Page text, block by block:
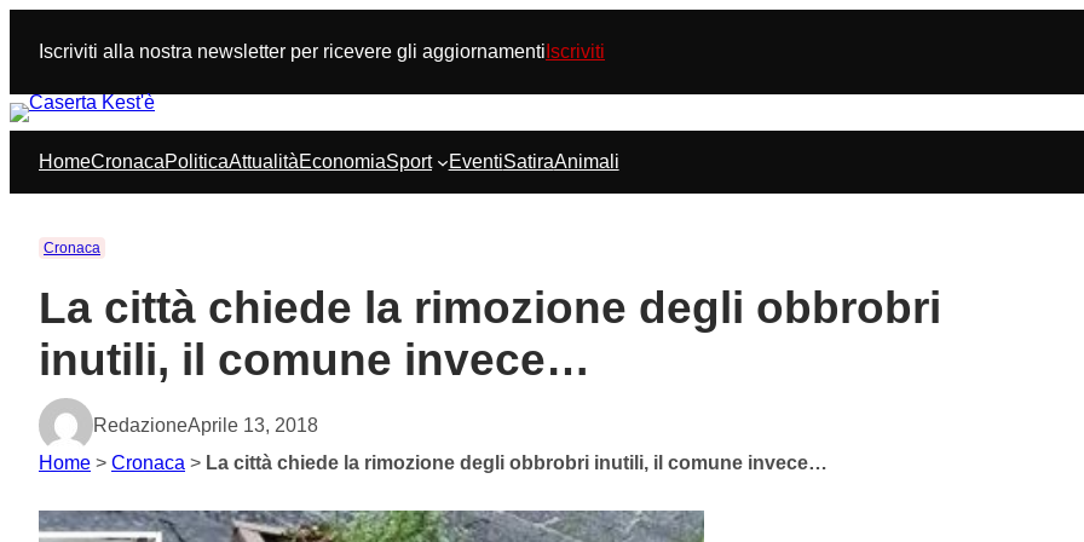
contenuto
Iscriviti alla nostra newsletter per ricevere gli aggiornamenti Iscriviti
HomeCronacaPoliticaAttualitàEconomiaSport EventiSatiraAnimali
Cronaca
La città chiede la rimozione degli obbrobri
inutili, il comune invece…
RedazioneAprile 13, 2018
Home > Cronaca > La città chiede la rimozione degli obbrobri inutili, il comune invece…